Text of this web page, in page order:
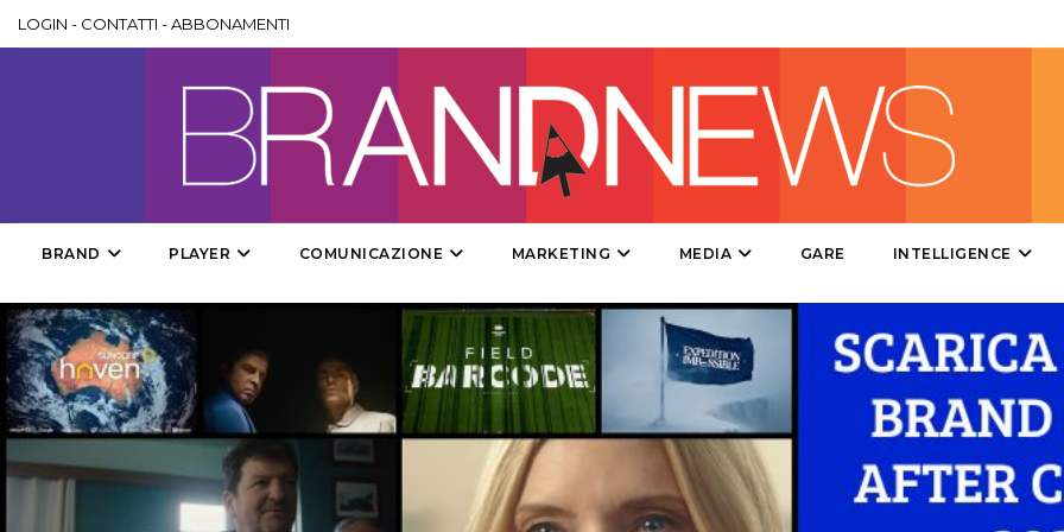
PROMOZIONI
CSR
LOGIN - CONTATTI -ABBONAMENTI
BRAND PLAYER COMUNICAZIONE MARKETING MEDIA GARE INTELLIGENCE